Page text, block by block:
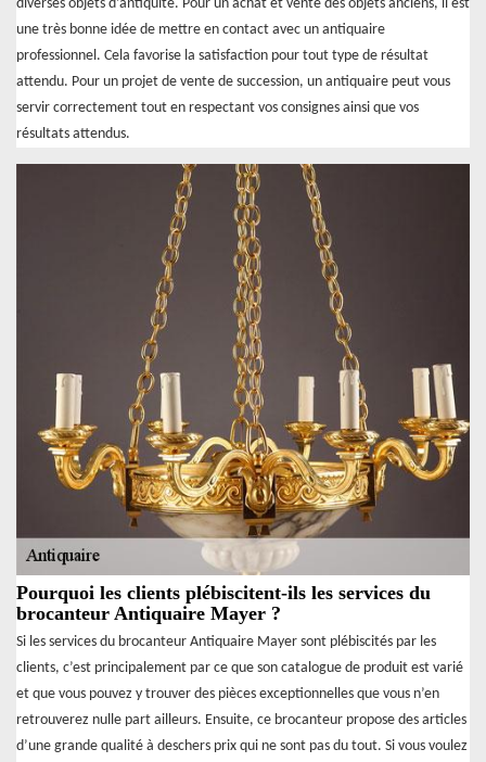
diverses objets d’antiquité. Pour un achat et vente des objets anciens, il est
une très bonne idée de mettre en contact avec un antiquaire
professionnel. Cela favorise la satisfaction pour tout type de résultat
attendu. Pour un projet de vente de succession, un antiquaire peut vous
servir correctement tout en respectant vos consignes ainsi que vos
résultats attendus.
Pourquoi les clients plébiscitent-ils les services du
brocanteur Antiquaire Mayer ?
Si les services du brocanteur Antiquaire Mayer sont plébiscités par les
clients, c’est principalement par ce que son catalogue de produit est varié
et que vous pouvez y trouver des pièces exceptionnelles que vous n’en
retrouverez nulle part ailleurs. Ensuite, ce brocanteur propose des articles
d’une grande qualité à deschers prix qui ne sont pas du tout. Si vous voulez